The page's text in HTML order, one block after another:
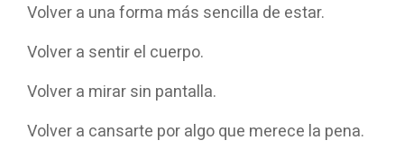
Volver a una forma más sencilla de estar.
Volver a sentir el cuerpo.
Volver a mirar sin pantalla.
Volver a cansarte por algo que merece la pena.